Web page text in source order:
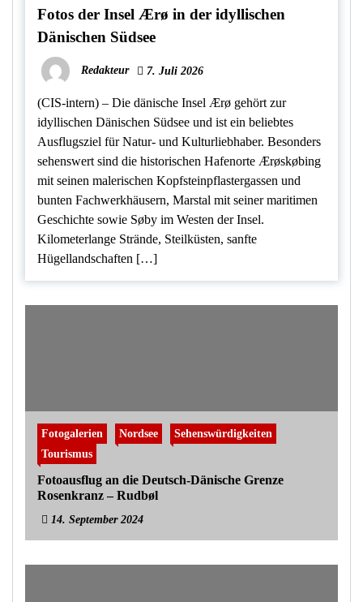
Fotos der Insel Ærø in der idyllischen
Dänischen Südsee
Redakteur 7. Juli 2026
(CIS-intern) – Die dänische Insel Ærø gehört zur
idyllischen Dänischen Südsee und ist ein beliebtes
Ausflugsziel für Natur- und Kulturliebhaber. Besonders
sehenswert sind die historischen Hafenorte Ærøskøbing
mit seinen malerischen Kopfsteinpflastergassen und
bunten Fachwerkhäusern, Marstal mit seiner maritimen
Geschichte sowie Søby im Westen der Insel.
Kilometerlange Strände, Steilküsten, sanfte
Hügellandschaften […]
Fotogalerien Nordsee
Sehenswürdigkeiten
Tourismus
Fotoausflug an die Deutsch-Dänische Grenze
Rosenkranz – Rudbøl
14. September 2024